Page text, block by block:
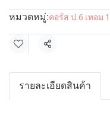
หมวดหมู่:คอร์ส ป.6 เทอม 1
แชร์
รายละเอียดสินค้า